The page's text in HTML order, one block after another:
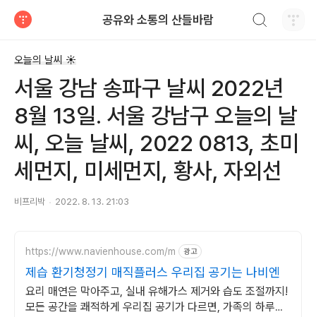
공유와 소통의 산들바람
오늘의 날씨 ☀
서울 강남 송파구 날씨 2022년
8월 13일. 서울 강남구 오늘의 날
씨, 오늘 날씨, 2022 0813, 초미
세먼지, 미세먼지, 황사, 자외선
비프리박 2022. 8. 13. 21:03
https://www.navienhouse.com/m 광고
제습 환기청정기 매직플러스 우리집 공기는 나비엔
요리 매연은 막아주고, 실내 유해가스 제거와 습도 조절까지!
모든 공간을 쾌적하게 우리집 공기가 다르면, 가족의 하루도